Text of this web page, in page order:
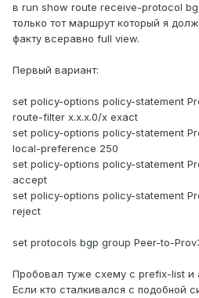
в run show route receive-protocol
только тот маршрут который я
факту всеравно full view.
Первый вариант:
set policy-options policy-statement
route-filter x.x.x.0/x exact
set policy-options policy-statement
local-preference 250
set policy-options policy-statement
accept
set policy-options policy-statement
reject
set protocols bgp group Peer-to-
Пробовал туже схему с prefix-list и
Если кто сталкивался с подобной